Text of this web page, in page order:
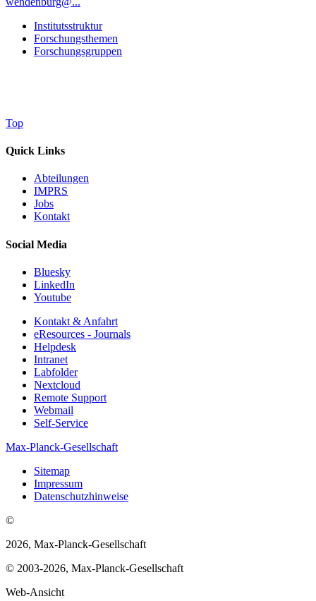
Institutsstruktur
Forschungsthemen
Forschungsgruppen
Top
Quick Links
Abteilungen
IMPRS
Jobs
Kontakt
Social Media
Bluesky
LinkedIn
Youtube
Kontakt & Anfahrt
eResources - Journals
Helpdesk
Intranet
Labfolder
Nextcloud
Remote Support
Webmail
Self-Service
Max-Planck-Gesellschaft
Sitemap
Impressum
Datenschutzhinweise
©
2026, Max-Planck-Gesellschaft
© 2003-2026, Max-Planck-Gesellschaft
Web-Ansicht